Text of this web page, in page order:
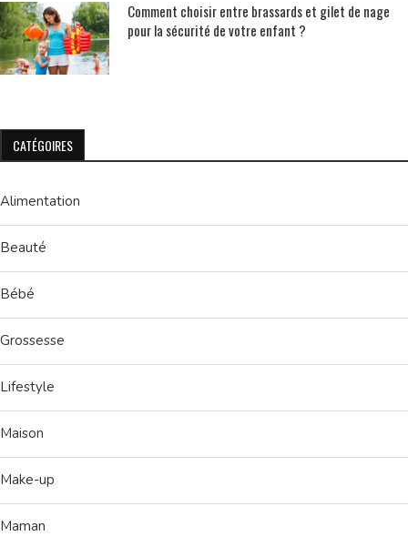
Comment choisir entre brassards et gilet de nage
pour la sécurité de votre enfant ?
CATÉGOIRES
Alimentation
Beauté
Bébé
Grossesse
Lifestyle
Maison
Make-up
Maman